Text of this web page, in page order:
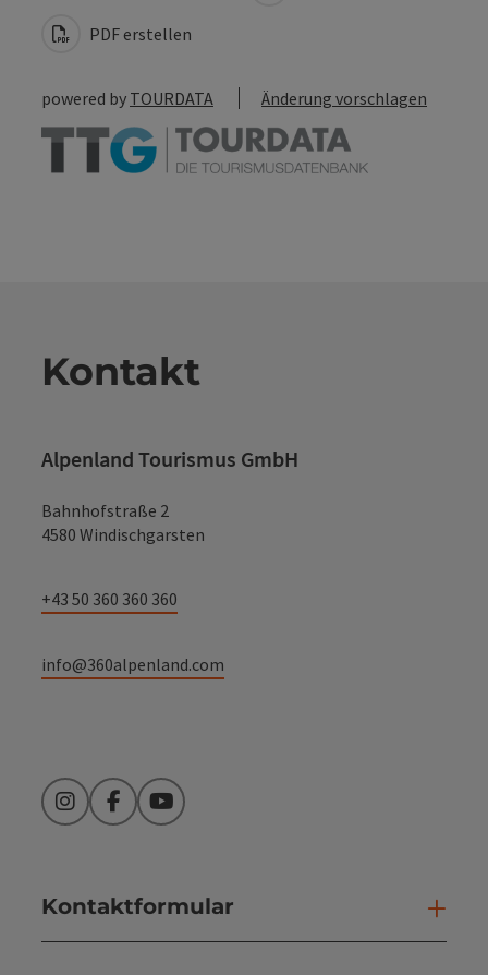
PDF erstellen
powered by TOURDATA Änderung vorschlagen
Kontakt
Alpenland Tourismus GmbH
Bahnhofstraße 2
4580 Windischgarsten
+43 50 360 360 360
info@360alpenland.com
InstagramFacebookYouTube
Kontaktformular